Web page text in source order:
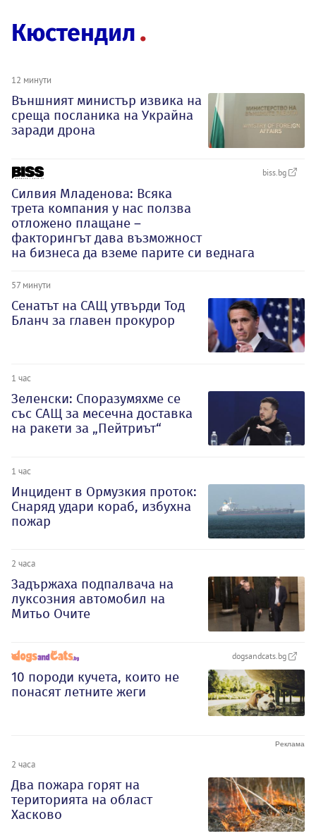
Кюстендил
12 минути
Външният министър извика на
среща посланика на Украйна
заради дрона
biss.bg
Силвия Младенова: Всяка
трета компания у нас ползва
отложено плащане –
факторингът дава възможност
на бизнеса да вземе парите си веднага
57 минути
Сенатът на САЩ утвърди Тод
Бланч за главен прокурор
1 час
Зеленски: Споразумяхме се
със САЩ за месечна доставка
на ракети за „Пейтриът“
1 час
Инцидент в Ормузкия проток:
Снаряд удари кораб, избухна
пожар
2 часа
Задържаха подпалвача на
луксозния автомобил на
Митьо Очите
dogsandcats.bg
10 породи кучета, които не
понасят летните жеги
2 часа
Два пожара горят на
територията на област
Хасково